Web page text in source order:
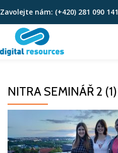
Zavolejte nám: (+420) 281 090 141
NITRA SEMINÁŘ 2 (1)